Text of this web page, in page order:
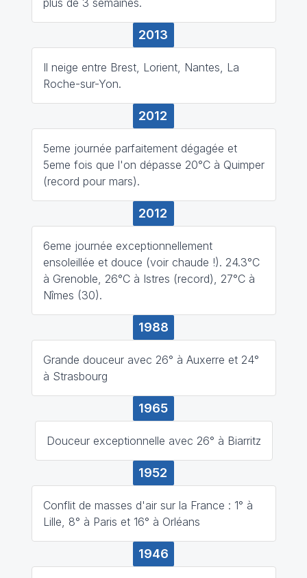
2013
Il neige entre Brest, Lorient, Nantes, La
Roche-sur-Yon.
2012
5eme journée parfaitement dégagée et
5eme fois que l'on dépasse 20°C à Quimper
(record pour mars).
2012
6eme journée exceptionnellement
ensoleillée et douce (voir chaude !). 24.3°C
à Grenoble, 26°C à Istres (record), 27°C à
Nîmes (30).
1988
Grande douceur avec 26° à Auxerre et 24°
à Strasbourg
1965
Douceur exceptionnelle avec 26° à Biarritz
1952
Conflit de masses d'air sur la France : 1° à
Lille, 8° à Paris et 16° à Orléans
1946